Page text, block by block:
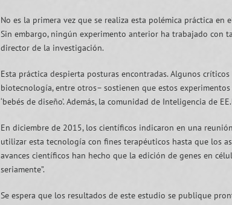
No es la primera vez que se realiza esta polémica práctica
Sin embargo, ningún experimento anterior ha trabajado con
director de la investigación.
Esta práctica despierta posturas encontradas. Algunos
biotecnología, entre otros– sostienen que estos
‘bebés de diseño’. Además, la comunidad de Inteligencia de
En diciembre de 2015, los científicos indicaron en una
utilizar esta tecnología con fines terapéuticos hasta que los
avances científicos han hecho que la edición de genes en
seriamente”.
Se espera que los resultados de este estudio se publique